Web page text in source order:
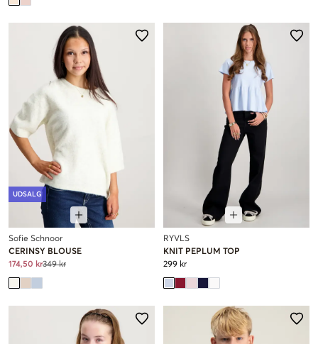
UDSALG
Sofie Schnoor
CERINSY BLOUSE
174,50 kr349 kr
RYVLS
KNIT PEPLUM TOP
299 kr